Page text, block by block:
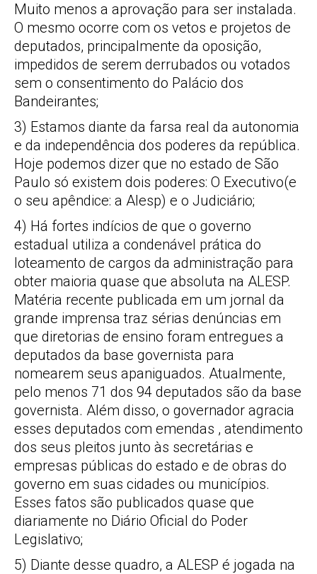
Muito menos a aprovação para ser instalada.
O mesmo ocorre com os vetos e projetos de
deputados, principalmente da oposição,
impedidos de serem derrubados ou votados
sem o consentimento do Palácio dos
Bandeirantes;
3) Estamos diante da farsa real da autonomia
e da independência dos poderes da república.
Hoje podemos dizer que no estado de São
Paulo só existem dois poderes: O Executivo(e
o seu apêndice: a Alesp) e o Judiciário;
4) Há fortes indícios de que o governo
estadual utiliza a condenável prática do
loteamento de cargos da administração para
obter maioria quase que absoluta na ALESP.
Matéria recente publicada em um jornal da
grande imprensa traz sérias denúncias em
que diretorias de ensino foram entregues a
deputados da base governista para
nomearem seus apaniguados. Atualmente,
pelo menos 71 dos 94 deputados são da base
governista. Além disso, o governador agracia
esses deputados com emendas , atendimento
dos seus pleitos junto às secretárias e
empresas públicas do estado e de obras do
governo em suas cidades ou municípios.
Esses fatos são publicados quase que
diariamente no Diário Oficial do Poder
Legislativo;
5) Diante desse quadro, a ALESP é jogada na